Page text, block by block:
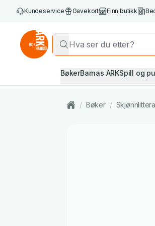
Kundeservice Gavekort Finn butikk
BøkerBarnas ARKSpill og
/ Bøker /